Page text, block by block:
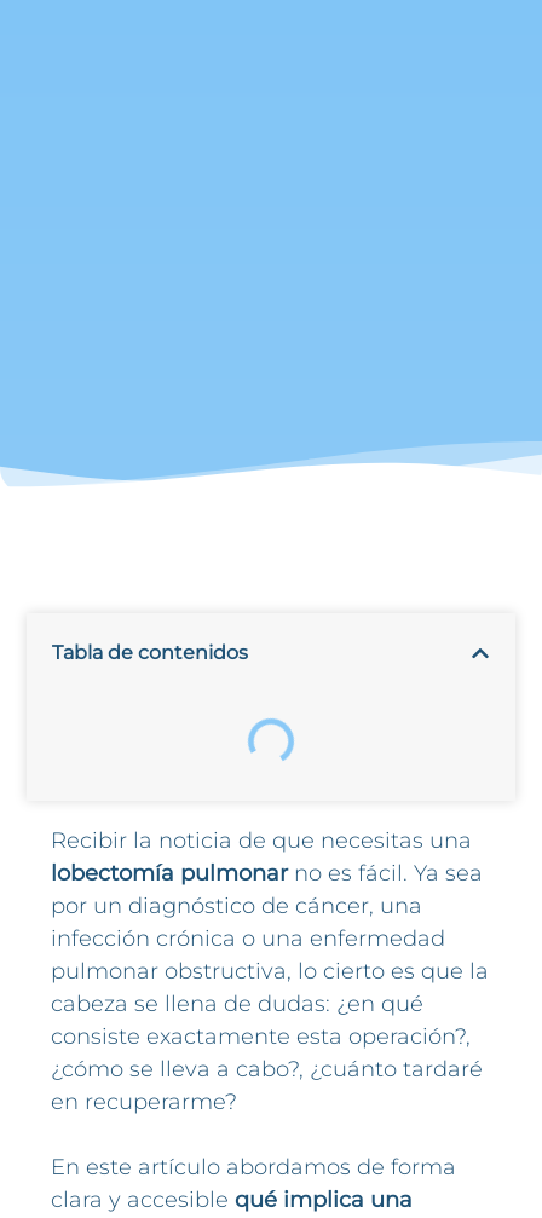
Tabla de contenidos
Recibir la noticia de que necesitas una
lobectomía pulmonarno es fácil. Ya sea
por un diagnóstico de cáncer, una
infección crónica o una enfermedad
pulmonar obstructiva, lo cierto es que la
cabeza se llena de dudas: ¿en qué
consiste exactamente esta operación?,
¿cómo se lleva a cabo?, ¿cuánto tardaré
en recuperarme?
En este artículo abordamos de forma
clara y accesiblequé implica una